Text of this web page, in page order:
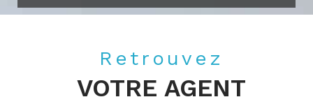
Retrouvez
VOTRE AGENT